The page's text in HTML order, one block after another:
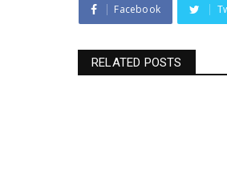
Facebook
RELATED POSTS